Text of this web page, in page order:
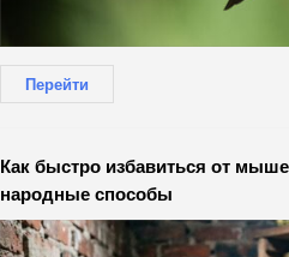
Перейти
Как быстро избавиться от
народные способы